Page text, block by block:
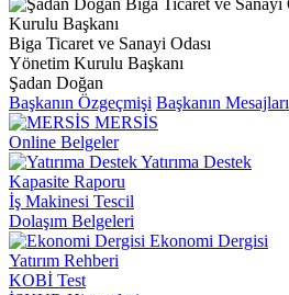
Biga Ticaret ve Sanayi Odası
Yönetim Kurulu Başkanı
Şadan Doğan
Başkanın Özgeçmişi Başkanın Mesajları
MERSİS
Online Belgeler
Yatırıma Destek
Kapasite Raporu
İş Makinesi Tescil
Dolaşım Belgeleri
Ekonomi Dergisi
Yatırım Rehberi
KOBİ Test